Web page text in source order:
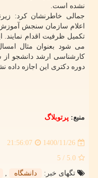
نشده است.
جمالی خاطرنشان کرد:
اعلام سازمان سنجش
تکمیل ظرفیت اقدام
می شود بعنوان مثال
کارشناسی ارشد دانشجو از
دوره دکتری این اجازه داده
منبع: پرتوبلاگ
1400/11/26
21:56:07
5.0
/ 5
تگهای خبر:
دانشگاه ,